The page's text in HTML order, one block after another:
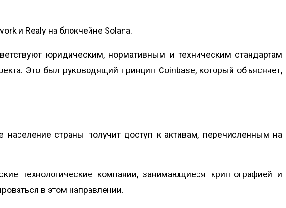
и Realy на блокчейне Solana.
юридическим, нормативным и техническим стандартам
Это был руководящий принцип Coinbase, который объясняет,
страны получит доступ к активам, перечисленным на
технологические компании, занимающиеся криптографией и
в этом направлении.